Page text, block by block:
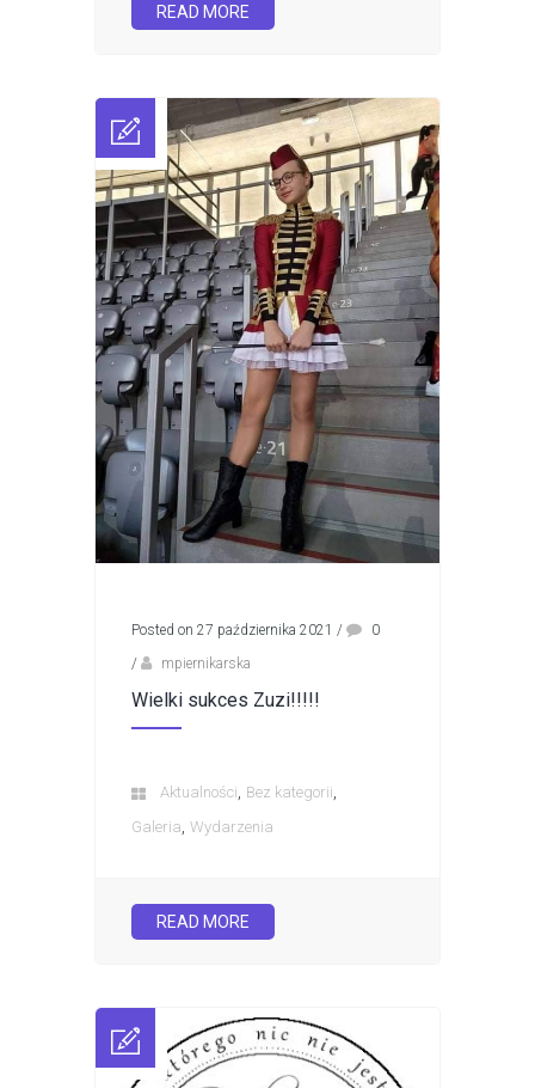
READ MORE
Posted on 27 października 2021 /
0
/
mpiernikarska
Wielki sukces Zuzi!!!!!
Aktualności, Bez kategorii,
Galeria, Wydarzenia
READ MORE